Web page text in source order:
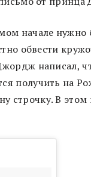
начале нужно
обвести
написал,
получить на
В этом